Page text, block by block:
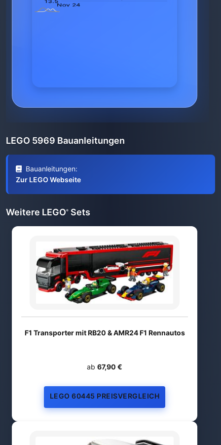
LEGO 5969 Bauanleitungen
Bauanleitungen:
Zur LEGO Webseite
Weitere LEGO® Sets
F1 Transporter mit RB20 & AMR24 F1 Rennautos
ab 67,90 €
LEGO 60445 PREISVERGLEICH